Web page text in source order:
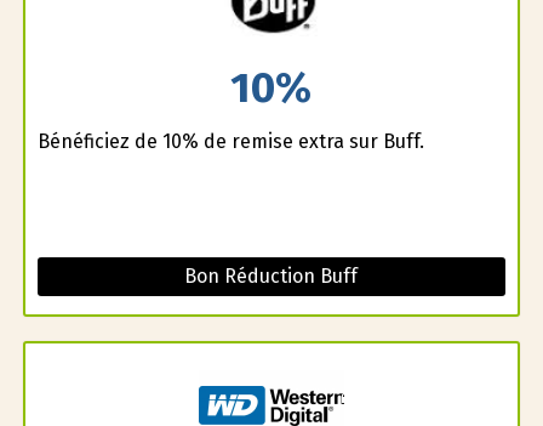
10%
Bénéficiez de 10% de remise extra sur Buff.
Bon Réduction Buff